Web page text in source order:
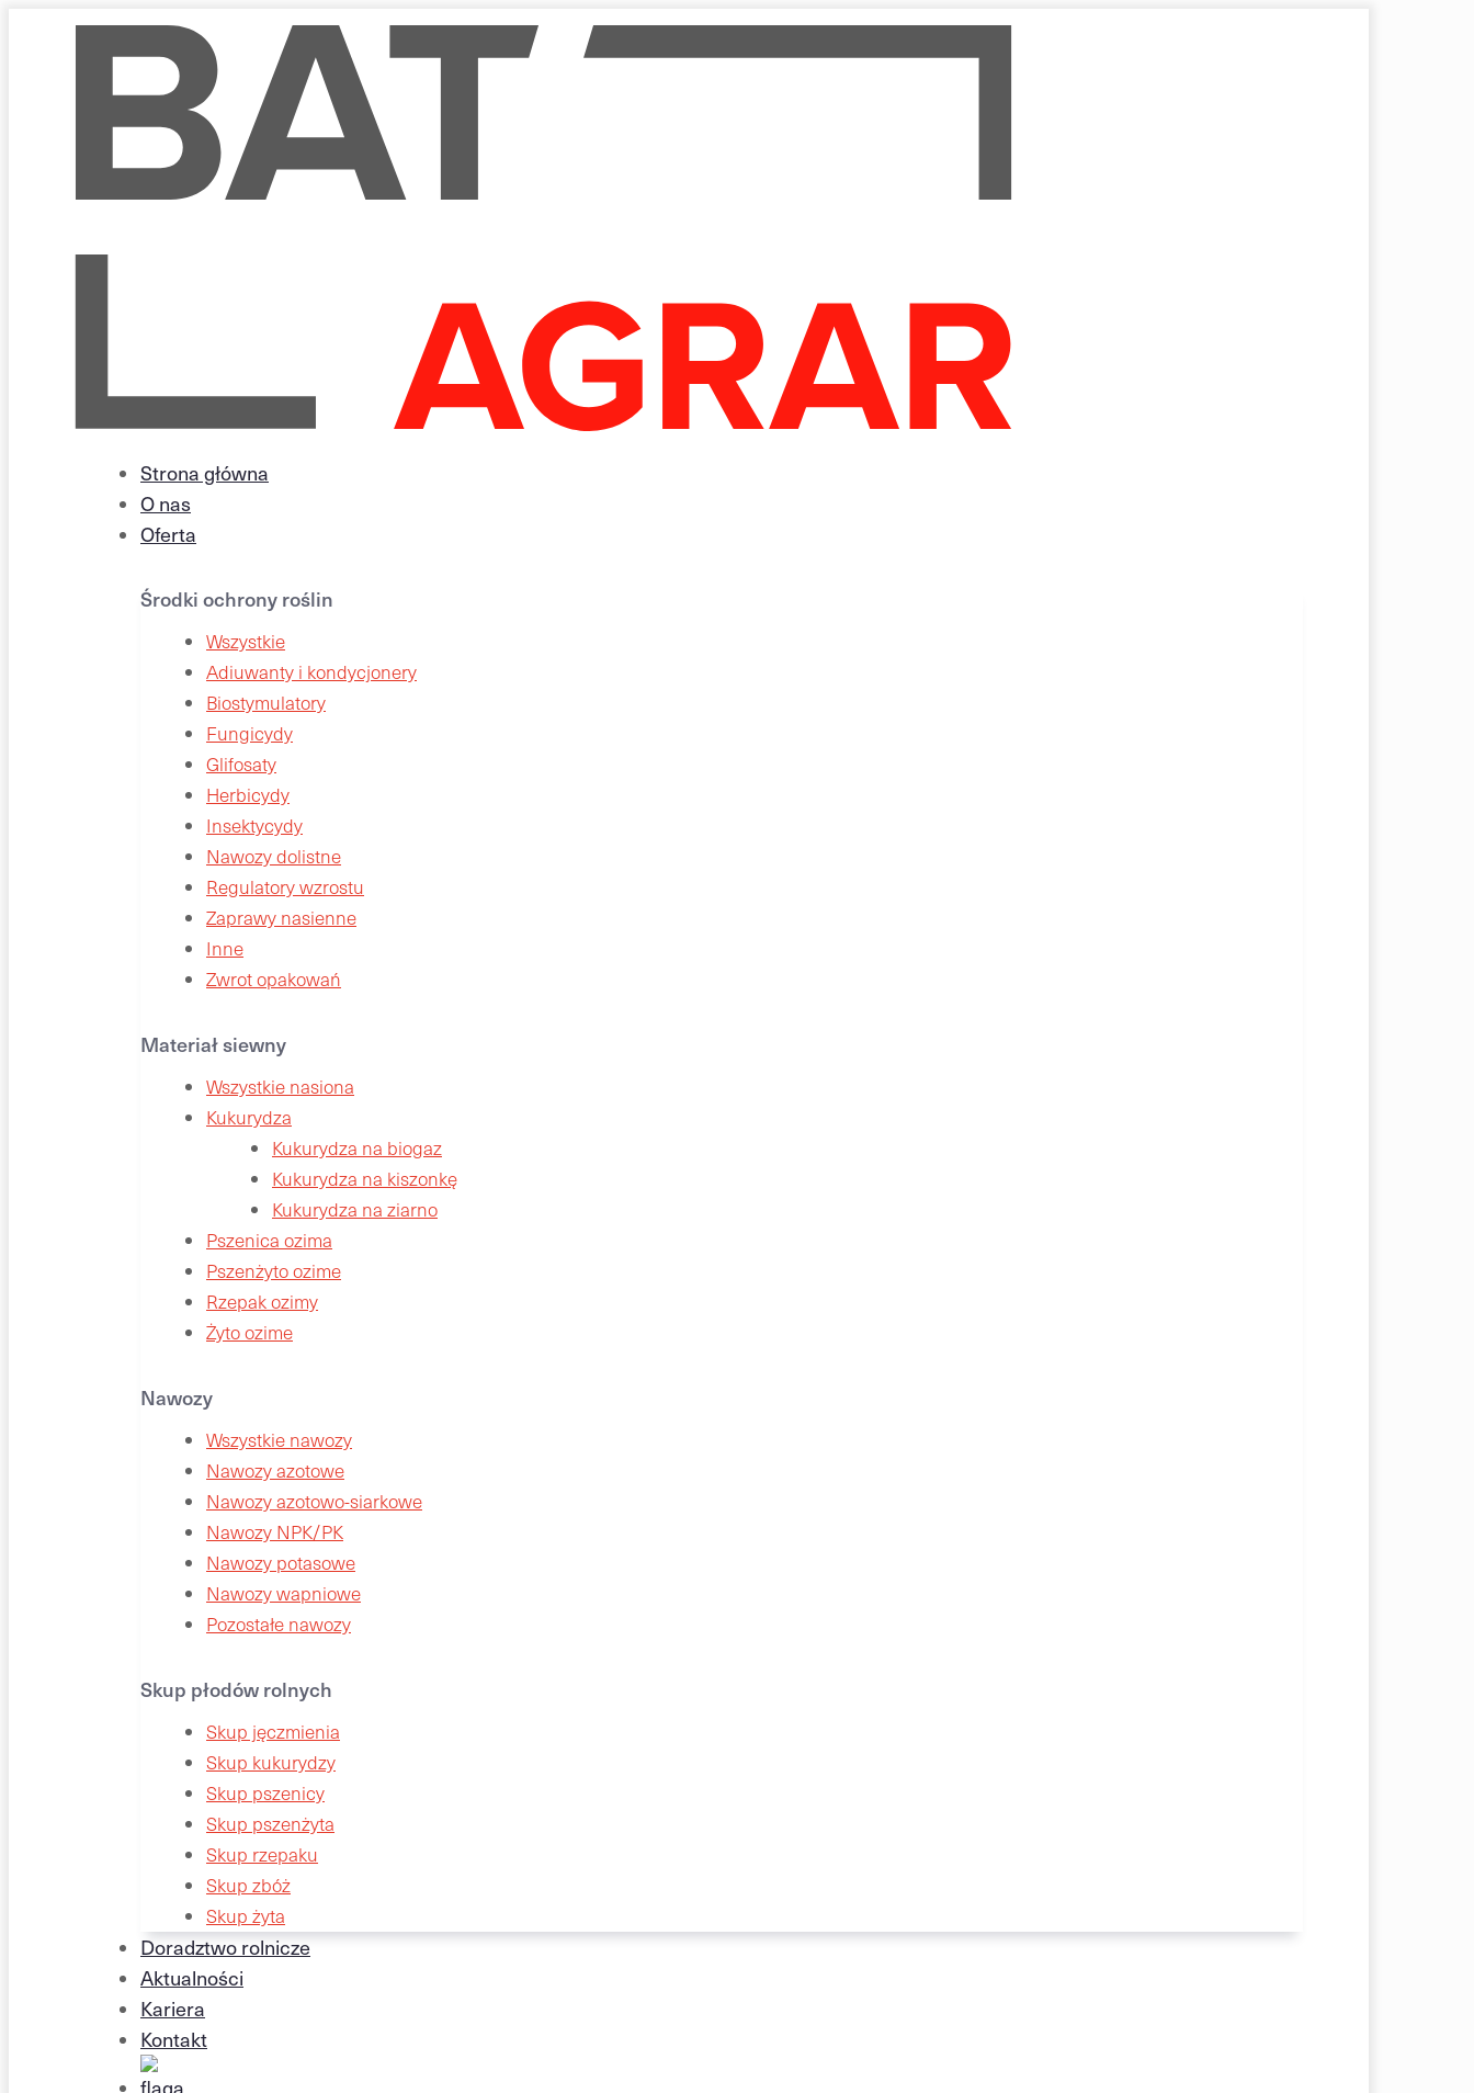
Strona główna
O nas
Oferta
Środki ochrony roślin
Wszystkie
Adiuwanty i kondycjonery
Biostymulatory
Fungicydy
Glifosaty
Herbicydy
Insektycydy
Nawozy dolistne
Regulatory wzrostu
Zaprawy nasienne
Inne
Zwrot opakowań
Materiał siewny
Wszystkie nasiona
Kukurydza
Kukurydza na biogaz
Kukurydza na kiszonkę
Kukurydza na ziarno
Pszenica ozima
Pszenżyto ozime
Rzepak ozimy
Żyto ozime
Nawozy
Wszystkie nawozy
Nawozy azotowe
Nawozy azotowo-siarkowe
Nawozy NPK/PK
Nawozy potasowe
Nawozy wapniowe
Pozostałe nawozy
Skup płodów rolnych
Skup jęczmienia
Skup kukurydzy
Skup pszenicy
Skup pszenżyta
Skup rzepaku
Skup zbóż
Skup żyta
Doradztwo rolnicze
Aktualności
Kariera
Kontakt